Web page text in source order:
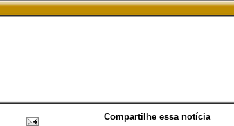
Compartilhe essa notícia